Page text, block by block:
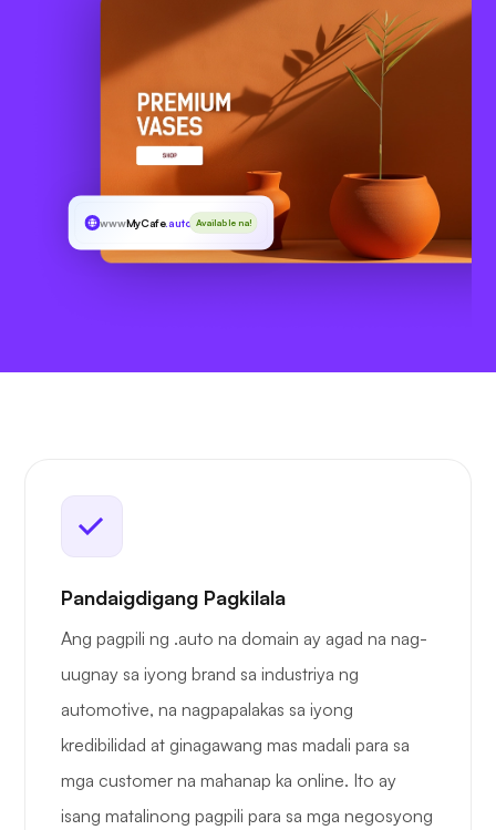
wwwMyCafe.auto Available na!
Pandaigdigang Pagkilala
Ang pagpili ng .auto na domain ay agad na nag-
uugnay sa iyong brand sa industriya ng
automotive, na nagpapalakas sa iyong
kredibilidad at ginagawang mas madali para sa
mga customer na mahanap ka online. Ito ay
isang matalinong pagpili para sa mga negosyong